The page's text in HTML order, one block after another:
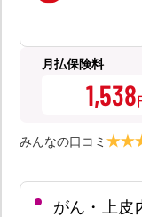
月払保険料
1,538
みんなの口コミ
がん・上皮